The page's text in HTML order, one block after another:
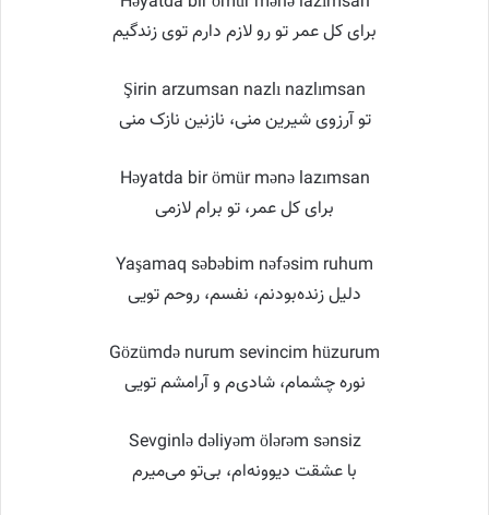
برای کل عمر تو رو لازم دارم توی زندگیم
Şirin arzumsan nazlı nazlımsan
تو آرزوی شیرین منی، نازنین نازک منی
Həyatda bir ömür mənə lazımsan
برای کل عمر، تو برام لازمی
Yaşamaq səbəbim nəfəsim ruhum
دلیل زنده‌بودنم، نفسم، روحم تویی
Gözümdə nurum sevincim hüzurum
نوره چشمام، شادی‌م و آرامشم تویی
Sevginlə dəliyəm ölərəm sənsiz
با عشقت دیوونه‌ام، بی‌تو می‌میرم